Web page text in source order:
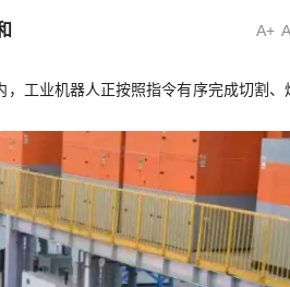
A+
工业机器人正按照指令有序完成切割、